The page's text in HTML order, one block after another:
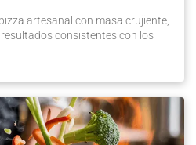
artesanal con masa crujiente,
consistentes con los